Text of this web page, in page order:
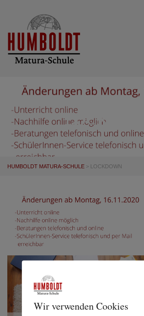
LOCKDOWN
HUMBOLDT MATURA-SCHULE > LOCKDOWN
Wir verwenden Cookies